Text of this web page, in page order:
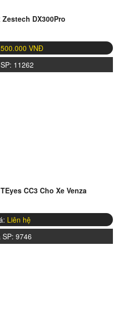
DX300Pro
VNĐ
11262
CC3 Cho Xe Venza
Liên hệ
SP: 9746